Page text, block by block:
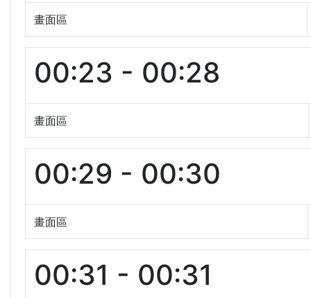
畫面區
00:23 - 00:28
畫面區
00:29 - 00:30
畫面區
00:31 - 00:31